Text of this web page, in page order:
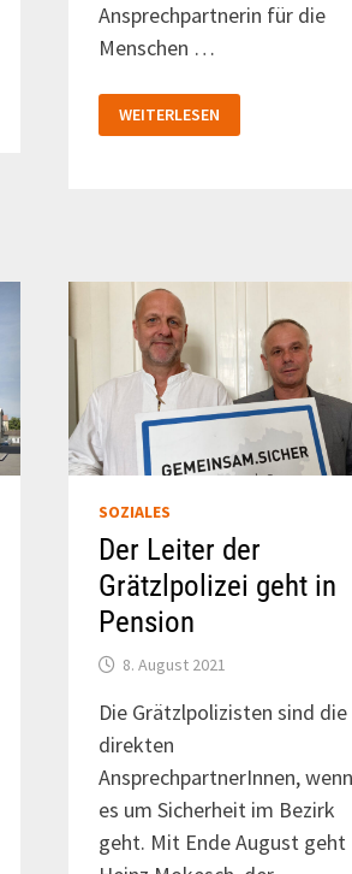
Ansprechpartnerin für die
Menschen …
LEITERIN
FÜR
WEITERLESEN
SOZIALES
Der Leiter der
Grätzlpolizei geht in
Pension
8. August 2021
Die Grätzlpolizisten sind die
direkten
AnsprechpartnerInnen,
es um Sicherheit im Bezirk
geht. Mit Ende August geht